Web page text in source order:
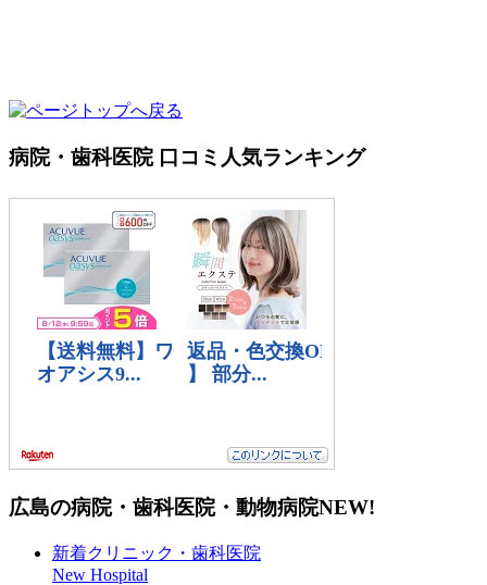
病院・歯科医院 口コミ人気ランキング
広島の病院・歯科医院・動物病院NEW!
新着クリニック・歯科医院
New Hospital